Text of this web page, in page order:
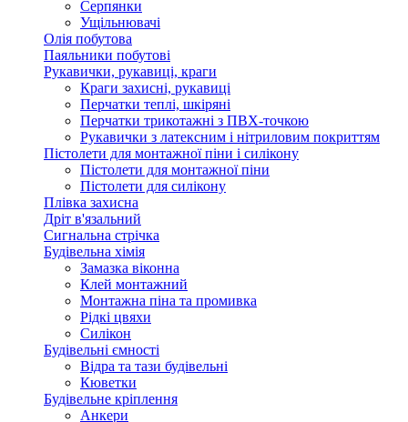
Серпянки
Ущільнювачі
Олія побутова
Паяльники побутові
Рукавички, рукавиці, краги
Краги захисні, рукавиці
Перчатки теплі, шкіряні
Перчатки трикотажні з ПВХ-точкою
Рукавички з латексним і нітриловим покриттям
Пістолети для монтажної піни і силікону
Пістолети для монтажної піни
Пістолети для силікону
Плівка захисна
Дріт в'язальний
Сигнальна стрічка
Будівельна хімія
Замазка віконна
Клей монтажний
Монтажна піна та промивка
Рідкі цвяхи
Силікон
Будівельні ємності
Відра та тази будівельні
Кюветки
Будівельне кріплення
Анкери